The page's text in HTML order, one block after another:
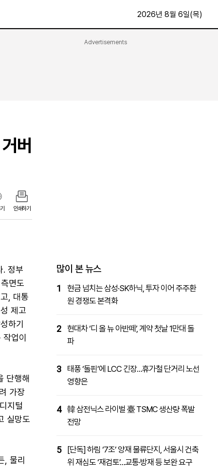
2026년 8월 6일(목)
Advertisements
버
인쇄하기
. 정부
면도
, 대통
제고
하기
업이
단행해
가장
지털
실망도
, 물리
많이 본 뉴스
1
현금 넘치는 삼성·SK하닉, 투자 이어 주주환
원 경쟁도 본격화
2 현대차 ‘디 올 뉴 아반떼’, 계약 첫날 1만대 돌
파
3
태풍 ‘돌핀’에 LCC 긴장…휴가철 단거리 노선
영향은
4 韓 삼전닉스 라이벌 臺 TSMC 생산량 폭발
전망
5
[단독] 하림 ‘7조’ 양재 물류단지, 서울시 건축
위 재심도 ‘재검토’…교통·방재 등 보완 요구